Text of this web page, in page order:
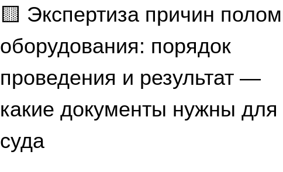
🟨 Экспертиза причин
оборудования: порядок
проведения и результат —
какие документы нужны для
суда